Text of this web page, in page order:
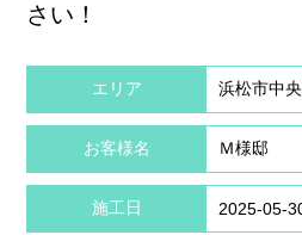
さい！
エリア 浜松市中
お客様名 Ｍ様邸
施工日 2025-05-